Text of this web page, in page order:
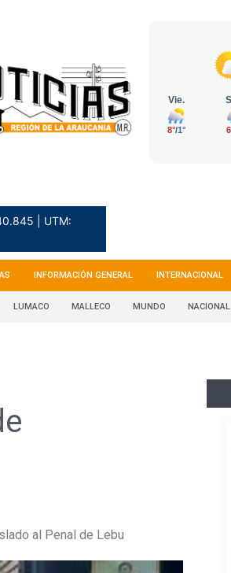
| UTM:
INFORMACIÓN GENERAL INTERNACIONAL
LUMACO MALLECO MUNDO NACIONAL
al Penal de Lebu